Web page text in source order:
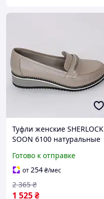
Туфли женские SHERLOCK
SOON 6100 натуральные
серой танкетке
Готово к отправке
от254₴/мес
1 525₴
2 365 ₴